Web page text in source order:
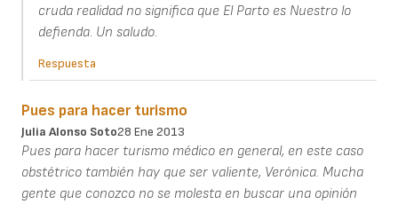
cruda realidad no significa que El Parto es Nuestro lo
defienda. Un saludo.
Respuesta
Pues para hacer turismo
Julia Alonso Soto28 Ene 2013
Pues para hacer turismo médico en general, en este caso
obstétrico también hay que ser valiente, Verónica. Mucha
gente que conozco no se molesta en buscar una opinión